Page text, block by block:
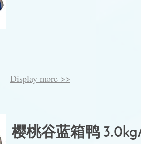
Display more >>
樱桃谷蓝箱鸭